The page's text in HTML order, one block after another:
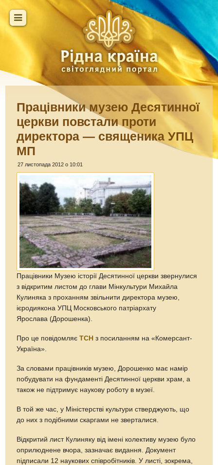
Працівники музею Десятинної
церкви повстали проти
директора — священика УПЦ
МП
27 листопада 2012 о 10:01
Працівники Музею історії Десятинної церкви звернулися
з відкритим листом до глави Мінкультури Михайла
Кулиняка з проханням звільнити директора музею,
ієродиякона УПЦ Московського патріархату
Ярослава (Дорошенка).
Про це повідомляєТСН з посиланням на «Комерсант-
Україна».
За словами працівників музею, Дорошенко має намір
побудувати на фундаменті Десятинної церкви храм, а
також не підтримує наукову роботу в музеї.
В той же час, у Міністерстві культури стверджують, що
до них з подібними скаргами не зверталися.
Відкритий лист Кулиняку від імені колективу музею було
оприлюднене вчора, зазначає видання. Документ
підписали 12 наукових співробітників. У листі, зокрема,